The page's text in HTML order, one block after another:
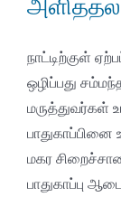
அளித்தல்
நாட்டிற்குள்
ஒழிப்பது
மருத்துவர்கள்
பாதுகாப்பினை
மகர
பாதுகாப்பு